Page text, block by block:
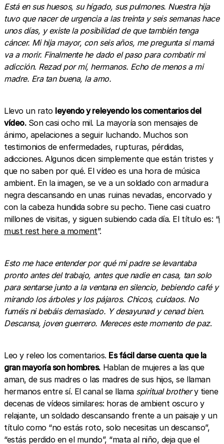
Está en sus huesos, su hígado, sus pulmones. Nuestra hija
tuvo que nacer de urgencia a las treinta y seis semanas hace
unos días, y existe la posibilidad de que también tenga
cáncer. Mi hija mayor, con seis años, me pregunta si mamá
va a morir. Finalmente he dado el paso para combatir mi
adicción. Rezad por mí, hermanos. Echo de menos a mi
madre. Era tan buena, la amo.
Llevo un rato leyendo y releyendo los comentarios del
vídeo.Son casi ocho mil. La mayoría son mensajes de
ánimo, apelaciones a seguir luchando. Muchos son
testimonios de enfermedades, rupturas, pérdidas,
adicciones. Algunos dicen simplemente que están tristes y
que no saben por qué. El vídeo es una hora de música
ambient. En la imagen, se ve a un soldado con armadura
negra descansando en unas ruinas nevadas, encorvado y
con la cabeza hundida sobre su pecho. Tiene casi cuatro
millones de visitas, y siguen subiendo cada día. El título es: “i
must rest here a moment”.
Esto me hace entender por qué mi padre se levantaba
pronto antes del trabajo, antes que nadie en casa, tan solo
para sentarse junto a la ventana en silencio, bebiendo café y
mirando los árboles y los pájaros. Chicos, cuidaos. No
fuméis ni bebáis demasiado. Y desayunad y cenad bien.
Descansa, joven guerrero. Mereces este momento de paz.
Leo y releo los comentarios. Es fácil darse cuenta que la
gran mayoría son hombres. Hablan de mujeres a las que
aman, de sus madres o las madres de sus hijos, se llaman
hermanos entre sí. El canal se llama spiritual brothery tiene
decenas de vídeos similares: horas de ambient oscuro y
relajante, un soldado descansando frente a un paisaje y un
título como “no estás roto, solo necesitas un descanso”,
“estás perdido en el mundo”, “mata al niño, deja que el